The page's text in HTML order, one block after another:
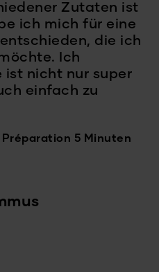
Zutaten ist
ich mich für eine
die ich
Ich
ist nicht nur super
einfach zu
Préparation 5 Minuten